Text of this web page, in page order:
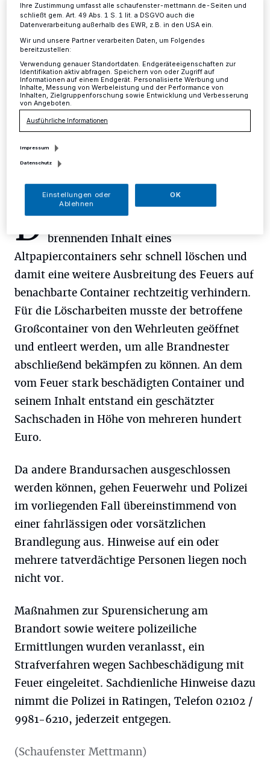
Kreis·Am Mittwochabend, gegen 19.40 Uhr, wurden
Containerbrand am Rande des Lintorfer
Schützenplatzes am Thunesweg gerufen.
03.08.2017 , 11:30 Uhr Eine Minute Lesezeit
D ie Ratinger Feuerwehr konnte den
brennenden Inhalt eines
Altpapiercontainers sehr schnell löschen und
damit eine weitere Ausbreitung des Feuers auf
benachbarte Container rechtzeitig verhindern.
Für die Löscharbeiten musste der betroffene
Großcontainer von den Wehrleuten geöffnet
und entleert werden, um alle Brandnester
abschließend bekämpfen zu können. An dem
vom Feuer stark beschädigten Container und
seinem Inhalt entstand ein geschätzter
Sachschaden in Höhe von mehreren hundert
Euro.
Da andere Brandursachen ausgeschlossen
werden können, gehen Feuerwehr und Polizei
im vorliegenden Fall übereinstimmend von
einer fahrlässigen oder vorsätzlichen
Brandlegung aus. Hinweise auf ein oder
mehrere tatverdächtige Personen liegen noch
nicht vor.
Maßnahmen zur Spurensicherung am
Brandort sowie weitere polizeiliche
Ermittlungen wurden veranlasst, ein
Strafverfahren wegen Sachbeschädigung mit
Feuer eingeleitet. Sachdienliche Hinweise dazu
nimmt die Polizei in Ratingen, Telefon 02102 /
9981-6210, jederzeit entgegen.
(Schaufenster Mettmann)
Ihre Zustimmung umfasst alle schaufenster-mettmann.de-Seiten und
schließt gem. Art. 49 Abs. 1 S. 1 lit. a DSGVO auch die
Datenverarbeitung außerhalb des EWR, z.B. in den USA ein.
Wir und unsere Partner verarbeiten Daten, um Folgendes
bereitzustellen:
Verwendung genauer Standortdaten. Endgeräteeigenschaften zur
Identifikation aktiv abfragen. Speichern von oder Zugriff auf
Informationen auf einem Endgerät. Personalisierte Werbung und
Inhalte, Messung von Werbeleistung und der Performance von
Inhalten, Zielgruppenforschung sowie Entwicklung und Verbesserung
von Angeboten.
Ausführliche Informationen
Impressum
Datenschutz
Einstellungen oder
Ablehnen
OK